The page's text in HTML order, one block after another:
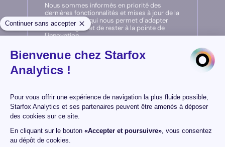
Nous sommes informés en priorité des
dernières fonctionnalités et mises à jour de la
plateforme, ce qui nous permet d’adapter
nos stratégies et de rester à la pointe de
l’innovation.
Pionniers en France
Nous sommes fiers de faire partie des premiers
à avoir adopté
ce partenariat historique témoigne de notre
engagement à accompagner nos clients avec
des solutions de pointe depuis le début.